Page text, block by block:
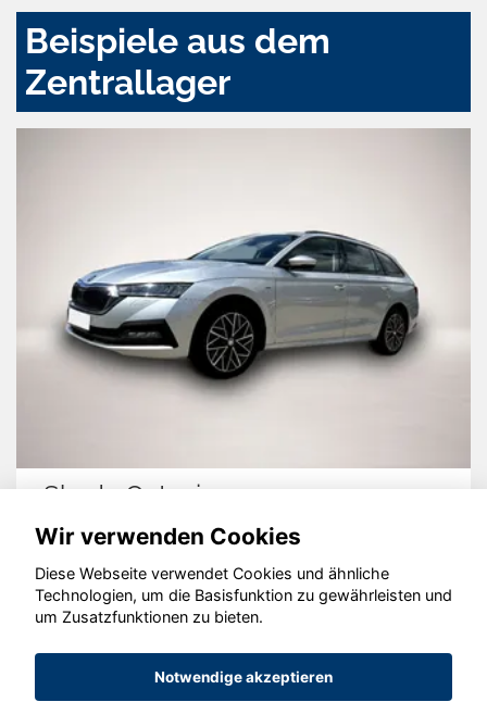
Beispiele aus dem
Zentrallager
Skoda Octavia
© konjunkturmotor.de GmbH 2020 - 2026
Wir verwenden Cookies
Diese Webseite verwendet Cookies und ähnliche
Technologien, um die Basisfunktion zu gewährleisten und
um Zusatzfunktionen zu bieten.
Notwendige akzeptieren